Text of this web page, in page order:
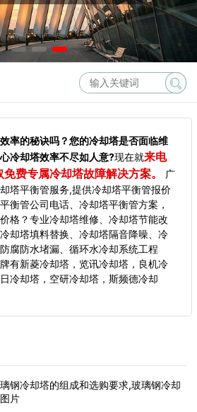
率的秘诀吗？您的冷却塔是否面临维
冷却塔效率不尽如人意?现在就来电
费专属冷却塔故障解决方案。
广
塔平衡管服务,提供冷却塔平衡管报价
衡管公司电话、冷却塔平衡管方案，
格？专业冷却塔维修、冷却塔节能改
却塔填料替换、冷却塔隔音降噪、冷
腐防水堵漏、循环水冷却系统工程
有新菱冷却塔，览讯冷却塔，良机冷
冷却塔，空研冷却塔，斯频德冷却
钢冷却塔的组成和选购要求,玻璃钢冷却
片